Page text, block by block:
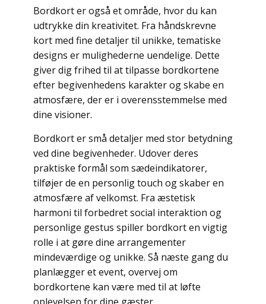
Bordkort er også et område, hvor du kan
udtrykke din kreativitet. Fra håndskrevne
kort med fine detaljer til unikke, tematiske
designs er mulighederne uendelige. Dette
giver dig frihed til at tilpasse bordkortene
efter begivenhedens karakter og skabe en
atmosfære, der er i overensstemmelse med
dine visioner.
Bordkort er små detaljer med stor betydning
ved dine begivenheder. Udover deres
praktiske formål som sædeindikatorer,
tilføjer de en personlig touch og skaber en
atmosfære af velkomst. Fra æstetisk
harmoni til forbedret social interaktion og
personlige gestus spiller bordkort en vigtig
rolle i at gøre dine arrangementer
mindeværdige og unikke. Så næste gang du
planlægger et event, overvej om
bordkortene kan være med til at løfte